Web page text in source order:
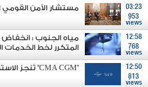
03:23
953
views
مستشار الأمن القومي
12:58
768
views
مياه الجنوب : انخفاض
المتكرر لخط الخدمات
12:50
813
views
"CMA CGM" تُنجز الاستحواذ على مجموعة فتّال